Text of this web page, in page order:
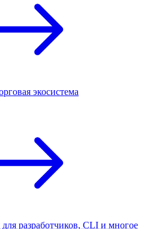
экосистема
разработчиков, CLI и многое